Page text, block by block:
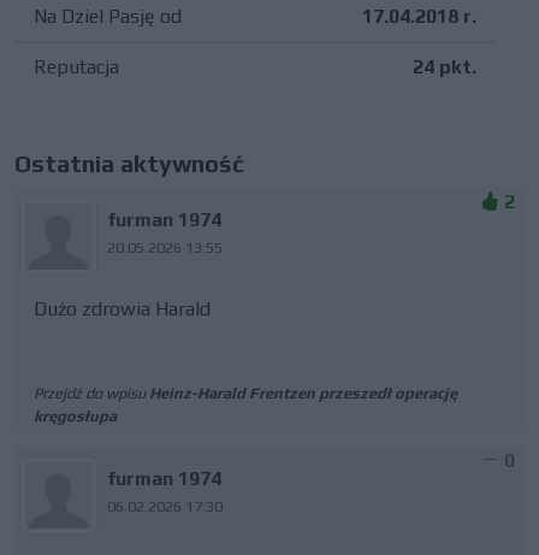
Na Dziel Pasję od 17.04.2018 r.
Reputacja 24 pkt.
Ostatnia aktywność
furman 1974
20.05.2026 13:55
2
Dużo zdrowia Harald
Przejdź do wpisu Heinz-Harald Frentzen przeszedł operację
kręgosłupa
furman 1974
06.02.2026 17:30
0